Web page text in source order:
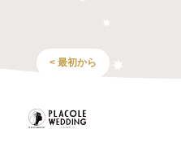
< 最初から